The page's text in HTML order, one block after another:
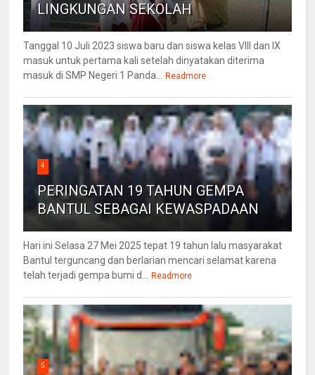
LINGKUNGAN SEKOLAH
Tanggal 10 Juli 2023 siswa baru dan siswa kelas VIII dan IX
masuk untuk pertama kali setelah dinyatakan diterima
masuk di SMP Negeri 1 Panda...
Readmore
4
PERINGATAN 19 TAHUN GEMPA
BANTUL SEBAGAI KEWASPADAAN
Hari ini Selasa 27 Mei 2025 tepat 19 tahun lalu masyarakat
Bantul terguncang dan berlarian mencari selamat karena
telah terjadi gempa bumi d...
Readmore
5